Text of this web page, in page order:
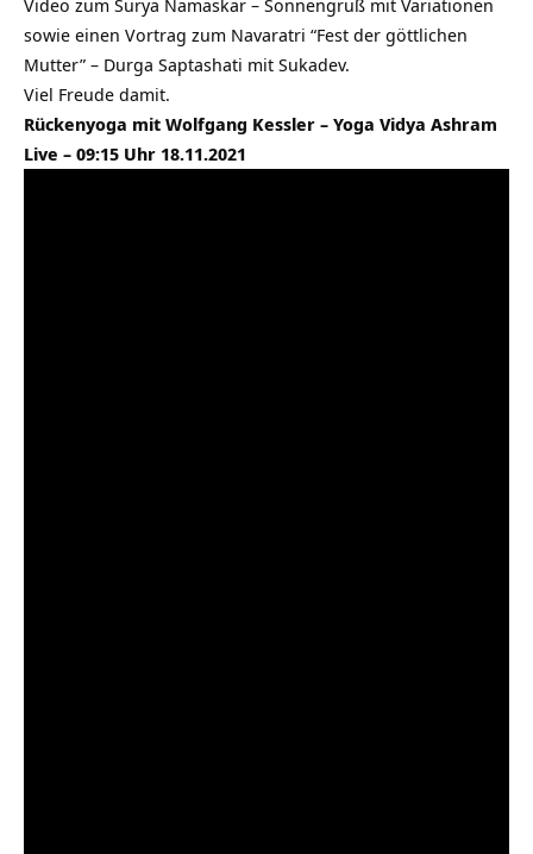
Video zum Surya Namaskar – Sonnengruß mit Variationen
sowie einen Vortrag zum Navaratri “Fest der göttlichen
Mutter” – Durga Saptashati mit Sukadev.
Viel Freude damit.
Rückenyoga mit Wolfgang Kessler – Yoga Vidya Ashram
Live – 09:15 Uhr 18.11.2021